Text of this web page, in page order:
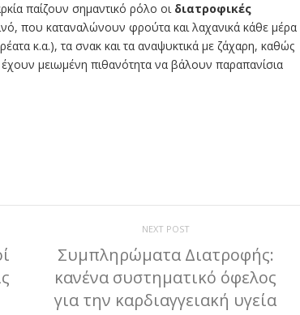
παίζουν σημαντικό ρόλο οι διατροφικές
που καταναλώνουν φρούτα και λαχανικά κάθε μέρα
κ.α.), τα σνακ και τα αναψυκτικά με ζάχαρη, καθώς
μειωμένη πιθανότητα να βάλουν παραπανίσια
NEXT POST
Συμπληρώματα Διατροφής:
κανένα συστηματικό όφελος
για την καρδιαγγειακή υγεία